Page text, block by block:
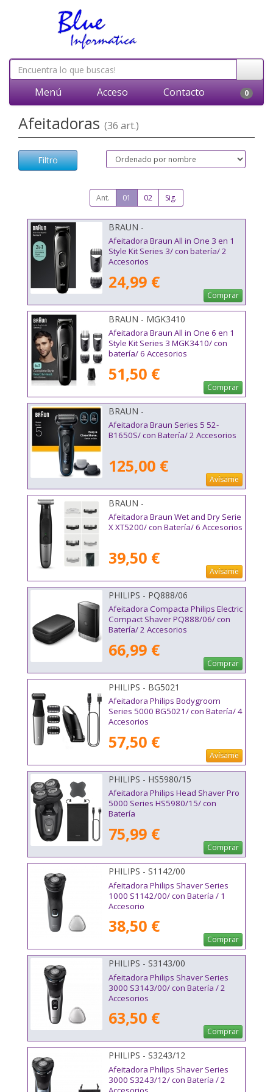
Menú Acceso Contacto 0
Afeitadoras (36 art.)
Filtro
Ant. 01 02 Sig.
BRAUN -
Afeitadora Braun All in One 3 en 1
Style Kit Series 3/ con batería/ 2
Accesorios
24,99 €
Comprar
BRAUN - MGK3410
Afeitadora Braun All in One 6 en 1
Style Kit Series 3 MGK3410/ con
batería/ 6 Accesorios
51,50 €
Comprar
BRAUN -
Afeitadora Braun Series 5 52-
B1650S/ con Batería/ 2 Accesorios
125,00 €
Avísame
BRAUN -
Afeitadora Braun Wet and Dry Serie
X XT5200/ con Batería/ 6 Accesorios
39,50 €
Avísame
PHILIPS - PQ888/06
Afeitadora Compacta Philips Electric
Compact Shaver PQ888/06/ con
Batería/ 2 Accesorios
66,99 €
Comprar
PHILIPS - BG5021
Afeitadora Philips Bodygroom
Series 5000 BG5021/ con Batería/ 4
Accesorios
57,50 €
Avísame
PHILIPS - HS5980/15
Afeitadora Philips Head Shaver Pro
5000 Series HS5980/15/ con
Batería
75,99 €
Comprar
PHILIPS - S1142/00
Afeitadora Philips Shaver Series
1000 S1142/00/ con Batería / 1
Accesorio
38,50 €
Comprar
PHILIPS - S3143/00
Afeitadora Philips Shaver Series
3000 S3143/00/ con Batería / 2
Accesorios
63,50 €
Comprar
PHILIPS - S3243/12
Afeitadora Philips Shaver Series
3000 S3243/12/ con Batería / 2